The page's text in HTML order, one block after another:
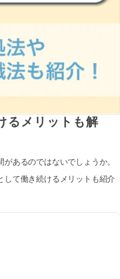
るメリットも解
あるのではないでしょうか。
して働き続けるメリットも紹介